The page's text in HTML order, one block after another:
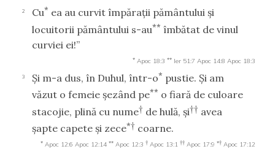
2 Cu* ea au curvit împăraţii pământului şi
locuitorii pământului s-au** îmbătat de vinul
curviei ei!”
* Apoc 18:3 ** Ier 51:7 Apoc 14:8 Apoc 18:3
3 Şi m-a dus, în Duhul, într-o* pustie. Şi am
văzut o femeie şezând pe** o fiară de culoare
stacojie, plină cu nume† de hulă, şi†† avea
şapte capete şi zece*† coarne.
* Apoc 12:6 Apoc 12:14 ** Apoc 12:3 † Apoc 13:1 †† Apoc 17:9 *† Apoc 17:12